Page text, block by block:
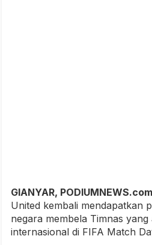
GIANYAR,
United kembali mendapatkan
negara membela Timnas
internasional di FIFA Match